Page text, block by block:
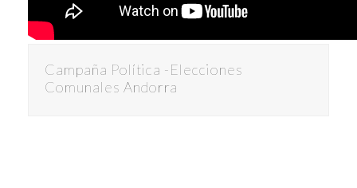
Campaña Política -Elecciones
Comunales Andorra